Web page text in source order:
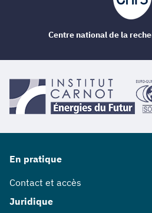
En pratique
Contact et accès
Juridique
Centre national de la